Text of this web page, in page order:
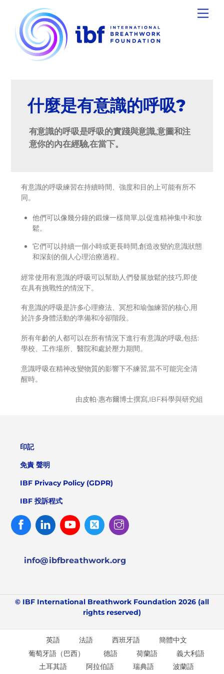
content
什麼是有意識的呼吸?
有意識的呼吸是呼吸的實踐與意識,意圖和注
意你的內在經驗,在當下。
有意識的呼吸練習在持續時間、強度和目的上可能有所不
同。
他們可以像幾分鐘的鍛煉一樣簡單,以促進精神集中和放
鬆。
它們可以持續一個小時或更長時間,創造改變的意識狀態
和深刻的個人心理治療過程。
經常使用有意識的呼吸可以幫助人們發展放鬆的技巧,即使
在具有挑戰性的情況下。
有意識的呼吸是許多心理療法、冥想和瑜伽練習的核心,用
於許多身體活動的準備和冷卻階段。
所有年齡的人都可以在所有情況下進行有意識的呼吸,包括:
學校、工作場所、醫院和處於壓力期間。
意識呼吸在精神改變物質的影響下不練習,當不可能完全清
醒時。
由皮帕·惠布爾博士撰寫,IBF科學與研究組
印記
免責 聲明
IBF Privacy Policy (GDPR)
IBF 投訴程式
FacebookLinked
In
Youtube Twitter
info@ibfbreathwork.org
© IBF International Breathwork Foundation 2026 (all
rights reserved)
英語 法語 西班牙語
簡體中文
葡萄牙語（巴西）
德語 荷蘭語
義大利語
土耳其語
阿拉伯語 瑞典語 波蘭語